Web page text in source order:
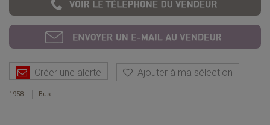
Créer une alerte Ajouter à ma sélection
1958 Bus